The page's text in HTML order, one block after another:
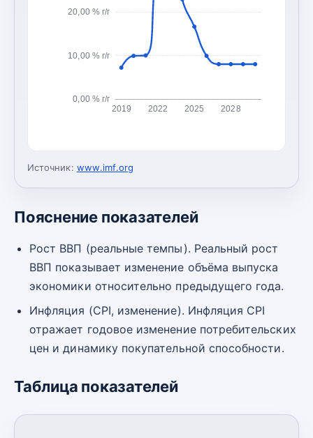
0,00 % г/г
10,00 % г/г
20,00 % г/г
2019 2022 2025 2028
Источник: www.imf.org
Пояснение показателей
Рост ВВП (реальные темпы). Реальный рост
ВВП показывает изменение объёма выпуска
экономики относительно предыдущего года.
Инфляция (CPI, изменение). Инфляция CPI
отражает годовое изменение потребительских
цен и динамику покупательной способности.
Таблица показателей